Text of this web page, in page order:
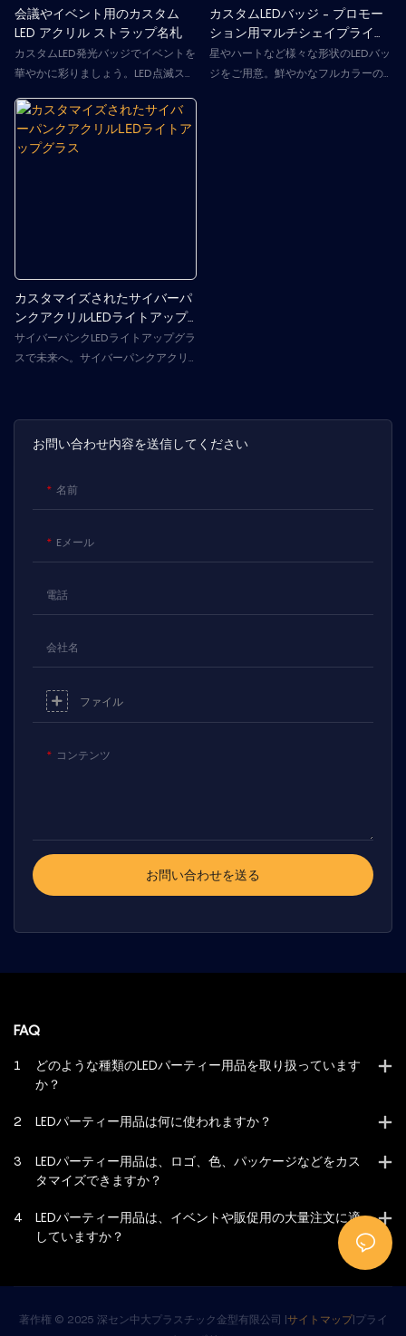
お問い合わせ内容を送信してください
名前
Eメール
電話
会社名
ファイル
コンテンツ
お問い合わせを送る
会議やイベント用のカスタム
LED アクリル ストラップ名札
カスタムLED発光バッジでイベントを
華やかに彩りましょう。LED点滅スト
製発光バッジは、会議、フェスティ
バル、企業イベントに最適です。15
個のカラーチェンジLED、スイッチコ
カスタムLEDバッジ - プロモー
ション用マルチシェイプライト
アップピン
星やハートなど様々な形状のLEDバッ
ジをご用意。鮮やかなフルカラーの
カスタマイズされたサイバーパ
ンクアクリルLEDライトアップ
グラス
サイバーパンクLEDライトアップグラ
スで未来へ。サイバーパンクアクリ
とカスタマイズ可能なライティング
モードを備えたこの未来的なグラス
す。単色イルミネーション、マルチ
クトからお選びいただき、完璧なラ
FAQ
1
どのような種類のLEDパーティー用品を取り扱っています
か？
2 LEDパーティー用品は何に使われますか？
3
LEDパーティー用品は、ロゴ、色、パッケージなどをカス
タマイズできますか？
4
LEDパーティー用品は、イベントや販促用の大量注文に適
していますか？
著作権 © 2025 深セン中大プラスチック金型有限公司 |サイトマップ|プライ